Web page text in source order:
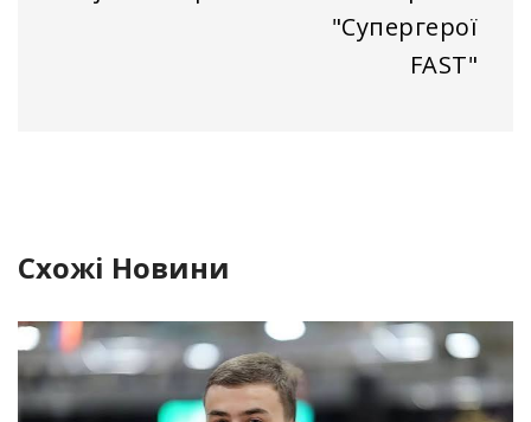
"Супергерої
FAST"
Схожі Новини